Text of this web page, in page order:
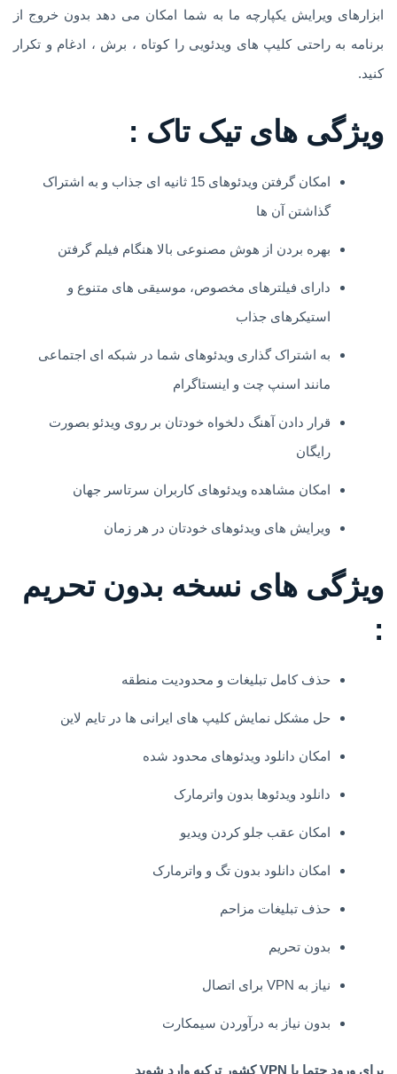
ابزارهای ویرایش یکپارچه ما به شما امکان می دهد بدون خروج از
برنامه به راحتی کلیپ های ویدئویی را کوتاه ، برش ، ادغام و تکرار
کنید.
ویژگی های تیک تاک :
امکان گرفتن ویدئوهای 15 ثانیه ای جذاب و به اشتراک
گذاشتن آن ها
بهره بردن از هوش مصنوعی بالا هنگام فیلم گرفتن
دارای فیلترهای مخصوص، موسیقی های متنوع و
استیکرهای جذاب
به اشتراک گذاری ویدئوهای شما در شبکه ای اجتماعی
مانند اسنپ چت و اینستاگرام
قرار دادن آهنگ دلخواه خودتان بر روی ویدئو بصورت
رایگان
امکان مشاهده ویدئوهای کاربران سرتاسر جهان
ویرایش های ویدئوهای خودتان در هر زمان
ويژگی های نسخه بدون تحریم
:
حذف کامل تبلیغات و محدودیت منطقه
حل مشکل نمایش کلیپ های ایرانی ها در تایم لاین
امکان دانلود ویدئوهای محدود شده
دانلود ویدئوها بدون واترمارک
امکان عقب جلو کردن ویدیو
امکان دانلود بدون تگ و واترمارک
حذف تبلیغات مزاحم
بدون تحریم
نیاز به VPN برای اتصال
بدون‌ نیاز به درآوردن سیمکارت
برای ورود حتما با VPN کشور ترکیه وارد شوید